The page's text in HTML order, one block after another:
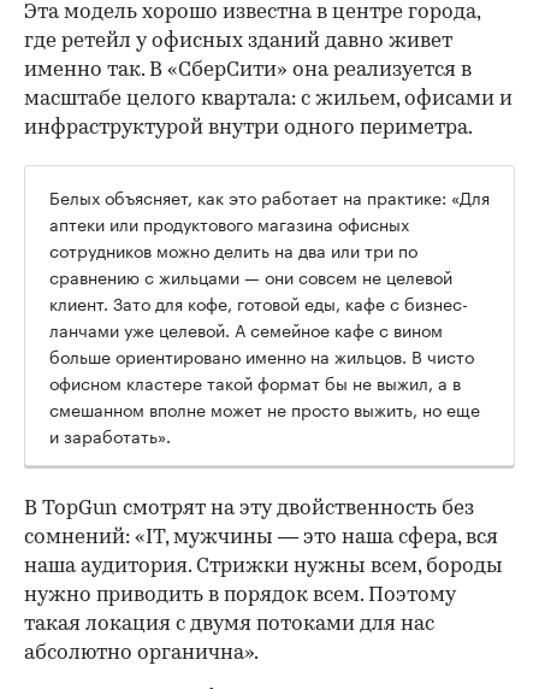
Эта модель хорошо известна в центре города,
где ретейл у офисных зданий давно живет
именно так. В «СберСити» она реализуется в
масштабе целого квартала: с жильем, офисами и
инфраструктурой внутри одного периметра.
Белых объясняет, как это работает на практике: «Для
аптеки или продуктового магазина офисных
сотрудников можно делить на два или три по
сравнению с жильцами — они совсем не целевой
клиент. Зато для кофе, готовой еды, кафе с бизнес-
ланчами уже целевой. А семейное кафе с вином
больше ориентировано именно на жильцов. В чисто
офисном кластере такой формат бы не выжил, а в
смешанном вполне может не просто выжить, но еще
и заработать».
В TopGun смотрят на эту двойственность без
сомнений: «IT, мужчины — это наша сфера, вся
наша аудитория. Стрижки нужны всем, бороды
нужно приводить в порядок всем. Поэтому
такая локация с двумя потоками для нас
абсолютно органична».